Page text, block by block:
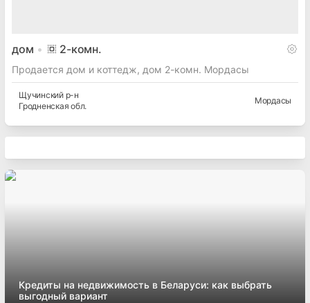
дом 2-комн.
Продается дом и коттедж, дом 2-комн. Мордасы
Щучинскийр-н
Гродненская обл.
Мордасы
Кредиты на недвижимость в Беларуси: как выбрать
выгодный вариант